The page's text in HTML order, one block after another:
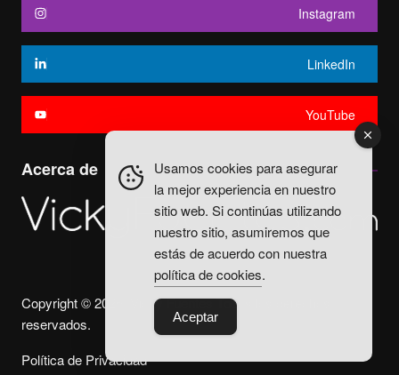
Instagram
LinkedIn
YouTube
Acerca de
Copyright © 2025. Vicky Fuentes Todos los derechos
reservados.
Política de Privacidad
Usamos cookies para asegurar
la mejor experiencia en nuestro
sitio web. Si continúas utilizando
nuestro sitio, asumiremos que
estás de acuerdo con nuestra
política de cookies.
Aceptar